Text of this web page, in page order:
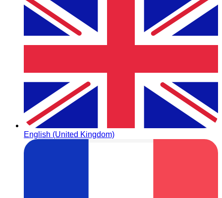
English (United Kingdom)